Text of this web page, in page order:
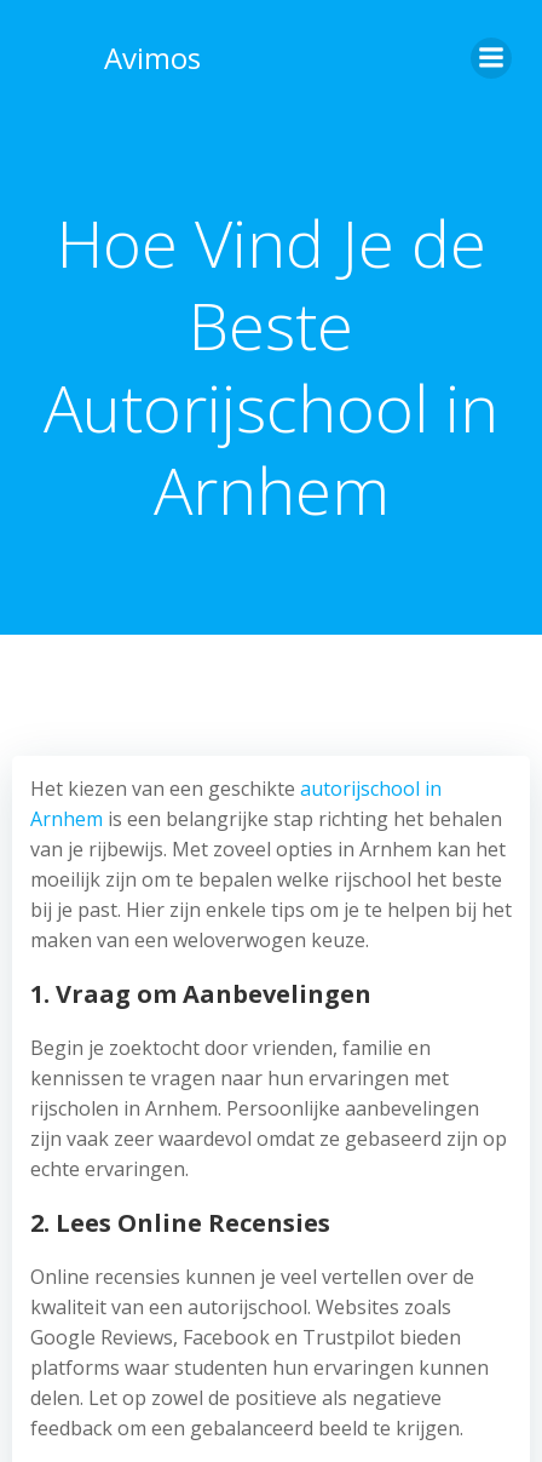
Avimos
Hoe Vind Je de
Beste
Autorijschool in
Arnhem
Het kiezen van een geschikte autorijschool in
Arnhem is een belangrijke stap richting het behalen
van je rijbewijs. Met zoveel opties in Arnhem kan het
moeilijk zijn om te bepalen welke rijschool het beste
bij je past. Hier zijn enkele tips om je te helpen bij het
maken van een weloverwogen keuze.
1. Vraag om Aanbevelingen
Begin je zoektocht door vrienden, familie en
kennissen te vragen naar hun ervaringen met
rijscholen in Arnhem. Persoonlijke aanbevelingen
zijn vaak zeer waardevol omdat ze gebaseerd zijn op
echte ervaringen.
2. Lees Online Recensies
Online recensies kunnen je veel vertellen over de
kwaliteit van een autorijschool. Websites zoals
Google Reviews, Facebook en Trustpilot bieden
platforms waar studenten hun ervaringen kunnen
delen. Let op zowel de positieve als negatieve
feedback om een gebalanceerd beeld te krijgen.